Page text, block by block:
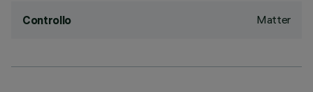
Controllo Matter